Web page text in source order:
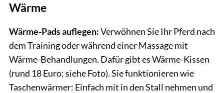
Wärme
Wärme-Pads auflegen:Verwöhnen Sie Ihr Pferd nach
dem Training oder während einer Massage mit
Wärme-Behandlungen. Dafür gibt es Wärme-Kissen
(rund 18 Euro; siehe Foto). Sie funktionieren wie
Taschenwärmer: Einfach mit in den Stall nehmen und